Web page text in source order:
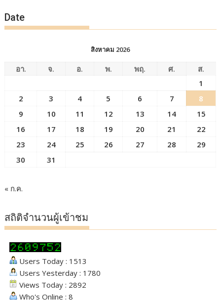
Date
สิงหาคม 2026
อา. จ. อ. พ. พฤ. ศ.
ส.
1
2
3 4 5 6 7
8
9
10 11 12 13 14
15
16
17 18 19 20 21
22
23
24 25 26 27 28
29
30
31
« ก.ค.
สถิติจำนวนผู้เข้าชม
Users Today : 1513
Users Yesterday : 1780
Views Today : 2892
Who's Online : 8